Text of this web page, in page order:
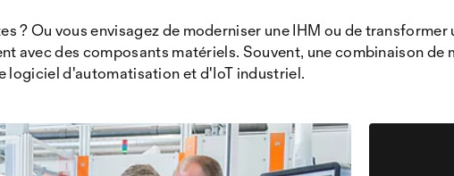
? Ou vous envisagez de moderniser une IHM ou de
avec des composants matériels. Souvent, une combinaison
logiciel d'automatisation et d'IoT industriel.